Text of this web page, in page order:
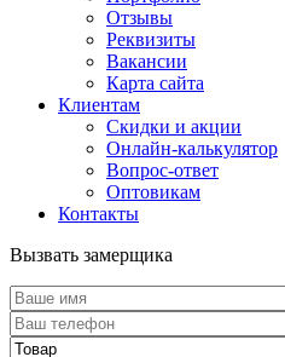
Отзывы
Реквизиты
Вакансии
Карта сайта
Клиентам
Скидки и акции
Онлайн-калькулятор
Вопрос-ответ
Оптовикам
Контакты
Вызвать замерщика